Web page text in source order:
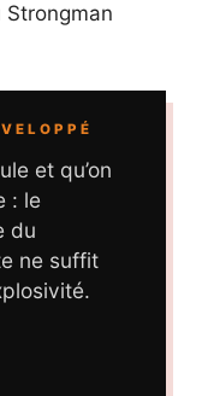
Strongman
et qu’on
: le
du
ne suffit